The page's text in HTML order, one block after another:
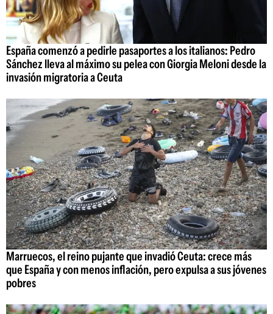
España comenzó a pedirle pasaportes a los italianos: Pedro
Sánchez lleva al máximo su pelea con Giorgia Meloni desde la
invasión migratoria a Ceuta
Marruecos, el reino pujante que invadió Ceuta: crece más
que España y con menos inflación, pero expulsa a sus jóvenes
pobres